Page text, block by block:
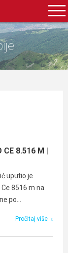
CE 8.516 M |
uputio je
8516 m na
po...
Pročitaj više